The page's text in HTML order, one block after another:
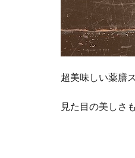
超美味しい薬膳
見た目の美しさ